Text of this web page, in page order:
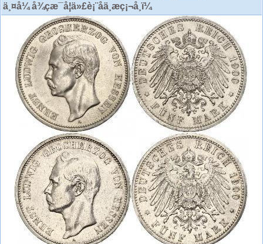
ä¸¤å¼ å¾çæ¯å¦ä»£è¡¨åä¸æç¡¬å¸ï¼